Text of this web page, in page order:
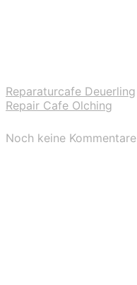
Reparaturcafe Deuerling
Repair Cafe Olching
Noch keine Kommentare